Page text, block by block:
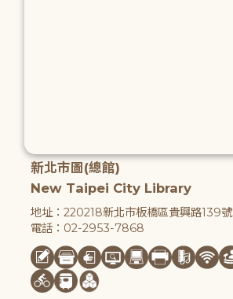
新北市圖(總館)
New Taipei City Library
地址：220218新北市板橋區貴興路139號
電話：02-2953-7868